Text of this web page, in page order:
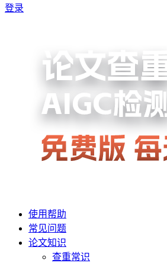
登录
使用帮助
常见问题
论文知识
查重常识